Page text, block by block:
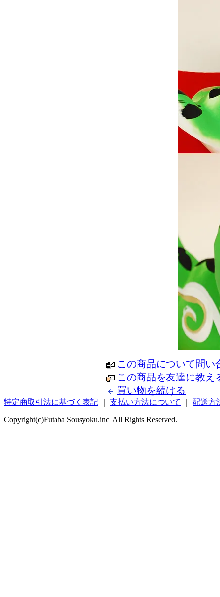
この商品について問い
この商品を友達に教え
買い物を続ける
特定商取引法に基づく表記 支払い方法について 配送方
Copyright(c)Futaba Sousyoku.inc. All Rights Reserved.